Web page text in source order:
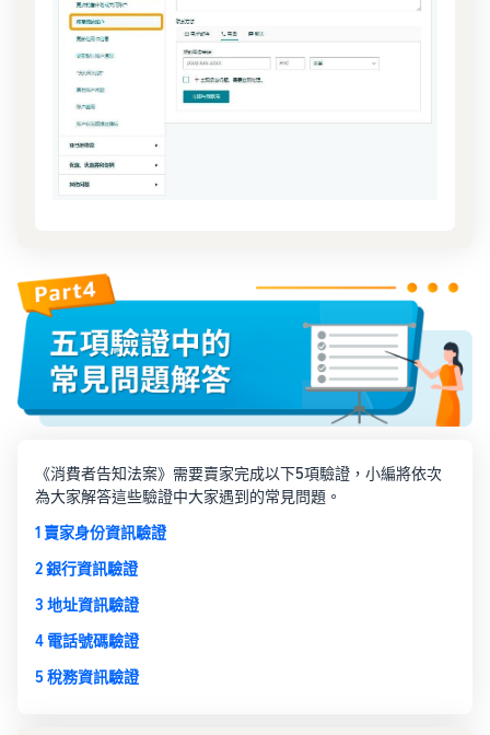
《消費者告知法案》需要賣家完成以下5項驗證，小編將依次
為大家解答這些驗證中大家遇到的常見問題。
1 賣家身份資訊驗證
2 銀行資訊驗證
3 地址資訊驗證
4 電話號碼驗證
5 稅務資訊驗證